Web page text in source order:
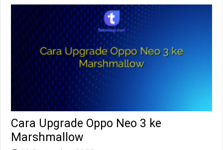
Cara Upgrade Oppo Neo 3 ke
Marshmallow